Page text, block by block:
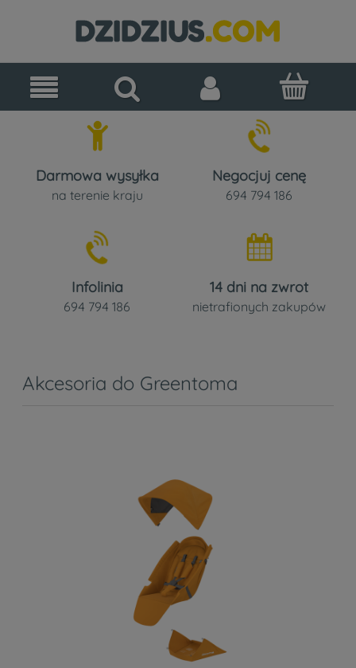
Darmowa wysyłka
na terenie kraju
Negocjuj cenę
694 794 186
Infolinia
694 794 186
14 dni na zwrot
nietrafionych zakupów
Akcesoria do Greentoma